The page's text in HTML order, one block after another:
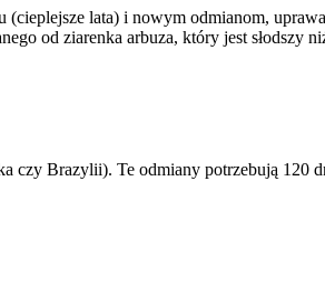
lata) i nowym odmianom,
od ziarenka arbuza, który jest słodszy
Brazylii). Te odmiany potrzebują 120